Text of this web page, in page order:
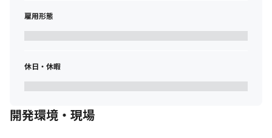
ら、社員自らが必要性を感じた領域を伸ばしていける個別最適化
されたスキルアップ研修を準備しています。
・リーダーシップやマネジメントスキルを身に着けられる、リフ
■ 案件例
・外資系通信企業向けシステム開発支援業務（リモート導入）
tester）
雇用形態
休日・休暇
開発環境・現場